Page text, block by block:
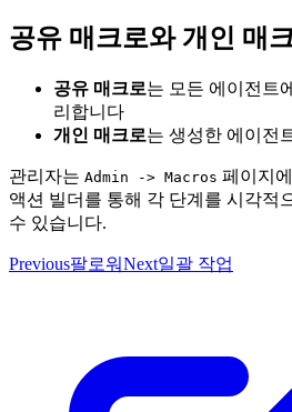
공유 매크로와 개인 매
공유 매크로는 모든 에이전트
리합니다
개인 매크로는 생성한 에이전
관리자는 Admin -> Macros 페이지
액션 빌더를 통해 각 단계를 시각적
수 있습니다.
Previous팔로워Next일괄 작업